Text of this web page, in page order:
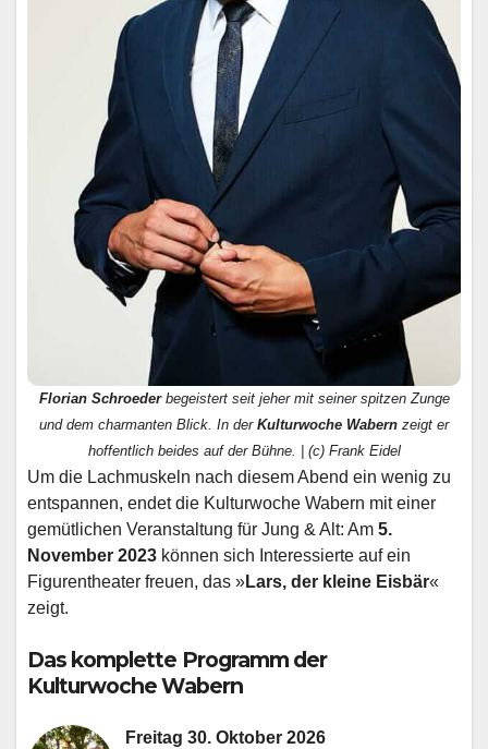
Florian Schroederbegeistert seit jeher mit seiner spitzen Zunge
und dem charmanten Blick. In der Kulturwoche Wabern zeigt er
hoffentlich beides auf der Bühne. | (c) Frank Eidel
Um die Lachmuskeln nach diesem Abend ein wenig zu
entspannen, endet die Kulturwoche Wabern mit einer
gemütlichen Veranstaltung für Jung & Alt: Am 5.
November 2023 können sich Interessierte auf ein
Figurentheater freuen, das »Lars, der kleine Eisbär«
zeigt.
Das komplette Programm der
Kulturwoche Wabern
Freitag 30. Oktober 2026